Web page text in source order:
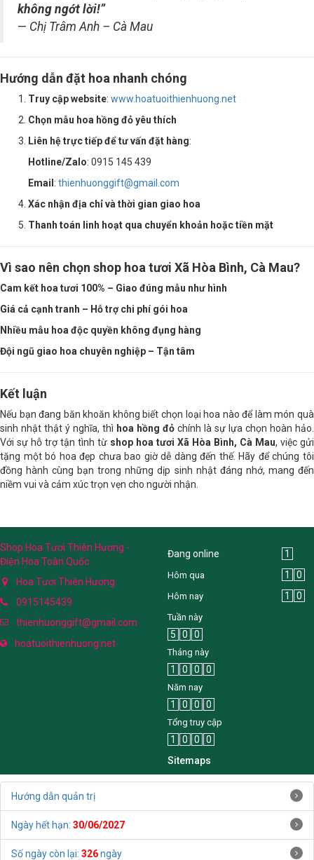
không ngớt lời!”
— Chị Trâm Anh – Cà Mau
Hướng dẫn đặt hoa nhanh chóng
Truy cập website: www.hoatuoithienhuong.net
Chọn mẫu hoa hồng đỏ yêu thích
Liên hệ trực tiếp để tư vấn đặt hàng:
Hotline/Zalo: 0915 145 439
Email: thienhuonggift@gmail.com
Xác nhận địa chỉ và thời gian giao hoa
Thanh toán linh hoạt qua chuyển khoản hoặc tiền mặt
Vì sao nên chọn shop hoa tươi Xã Hòa Bình, Cà Mau?
Cam kết hoa tươi 100% – Giao đúng mẫu như hình
Giá cả cạnh tranh – Hỗ trợ chi phí gói hoa
Nhiều mẫu hoa độc quyền không đụng hàng
Đội ngũ giao hoa chuyên nghiệp – Tận tâm
Kết luận
Nếu bạn đang băn khoăn không biết chọn loại hoa nào để làm món quà
sinh nhật thật ý nghĩa, thì hoa hồng đỏ chính là sự lựa chọn hoàn hảo.
Với sự hỗ trợ tận tình từ shop hoa tươi Xã Hòa Bình, Cà Mau, việc gửi
tặng một bó hoa đẹp chưa bao giờ dễ dàng đến thế. Hãy để chúng tôi
đồng hành cùng bạn trong những dịp sinh nhật đáng nhớ, mang đến
niềm vui và cảm xúc trọn vẹn cho người nhận.
Shop Hoa Tươi Thiên Hương -
Điện Hoa Toàn Quốc
Hoa Tươi Thiên Hương
0915145439
thienhuonggift@gmail.com
hoatuoithienhuong.net
Đang online 1
Hôm qua 1 0
Hôm nay 1 0
Tuần này
5 0 0
Tháng này
1 0 0 0
Năm nay
1 0 0 0
Tổng truy cập
1 0 0
0
Sitemaps
Hướng dẫn quản trị
Ngày hết hạn: 30/06/2027
Số ngày còn lại: 326ngày